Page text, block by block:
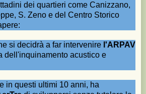
dei quartieri come Canizzano,
S. Zeno e del Centro Storico
si decidrà a far intervenire l'ARPAV
dell'inquinamento acustico e
in questi ultimi 10 anni, ha